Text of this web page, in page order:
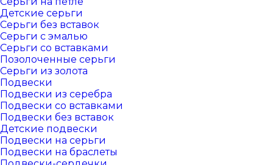
Детские серьги
Серьги без вставок
Серьги с эмалью
Серьги со вставками
Позолоченные серьги
Серьги из золота
Подвески
Подвески из серебра
Подвески со вставками
Подвески без вставок
Детские подвески
Подвески на серьги
Подвески на браслеты